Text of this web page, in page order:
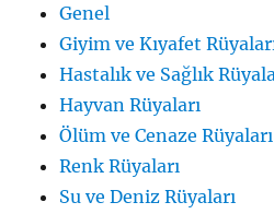
Genel
Giyim ve Kıyafet
Hastalık ve Sağlık
Hayvan Rüyaları
Ölüm ve Cenaze Rüyaları
Renk Rüyaları
Su ve Deniz Rüyaları